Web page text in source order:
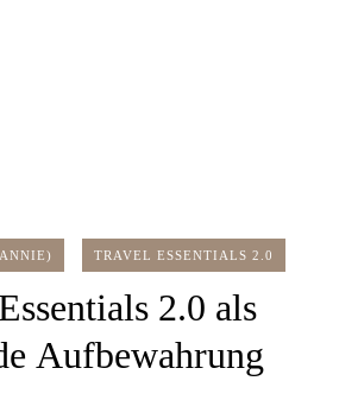
TRAVEL ESSENTIALS 2.0
2.0 als
Aufbewahrung